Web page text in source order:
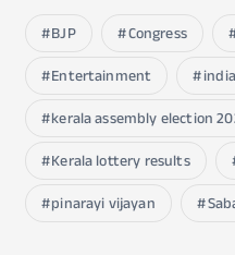
BJP Congress
Entertainment
india
kerala assembly election
Kerala lottery results
pinarayi vijayan